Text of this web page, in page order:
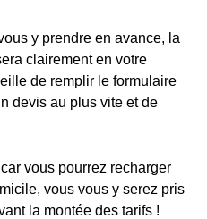
y prendre en avance, la
clairement en votre
de remplir le formulaire
devis au plus vite et de
vous pourrez recharger
vous vous y serez pris
la montée des tarifs !